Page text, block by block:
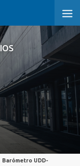
Barómetro UDD-